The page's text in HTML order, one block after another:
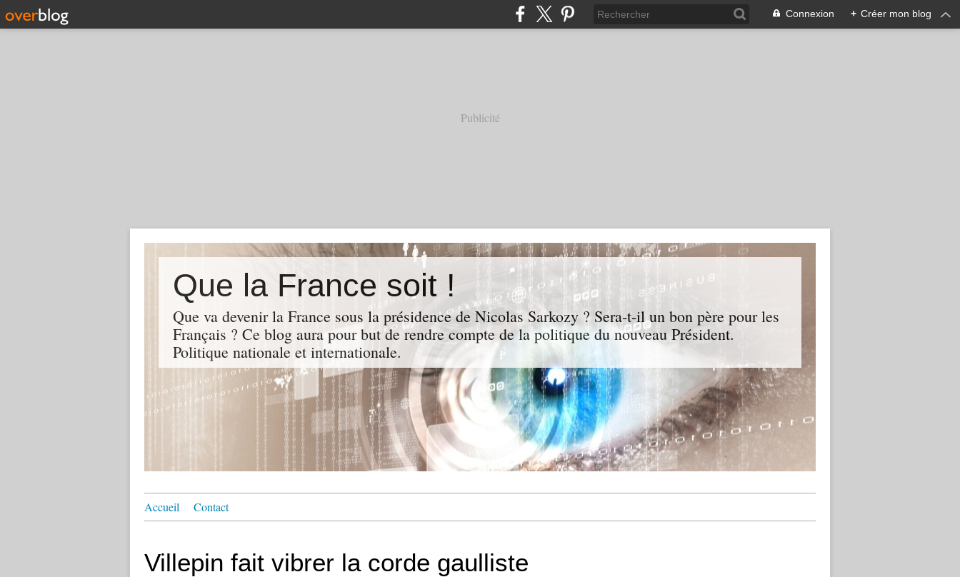
Connexion + Créer mon blog
Publicité
Que la France soit !
Que va devenir la France sous la présidence de Nicolas Sarkozy ? Sera-t-il un bon père pour les
Français ? Ce blog aura pour but de rendre compte de la politique du nouveau Président.
Politique nationale et internationale.
Accueil Contact
Villepin fait vibrer la corde gaulliste